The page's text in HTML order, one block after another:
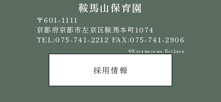
鞍馬山保育園
〒601-1111
京都府京都市左京区鞍馬本町1074
TEL:075-741-2212 FAX:075-741-2906
©️Kuramayama Hoikuen
採用情報